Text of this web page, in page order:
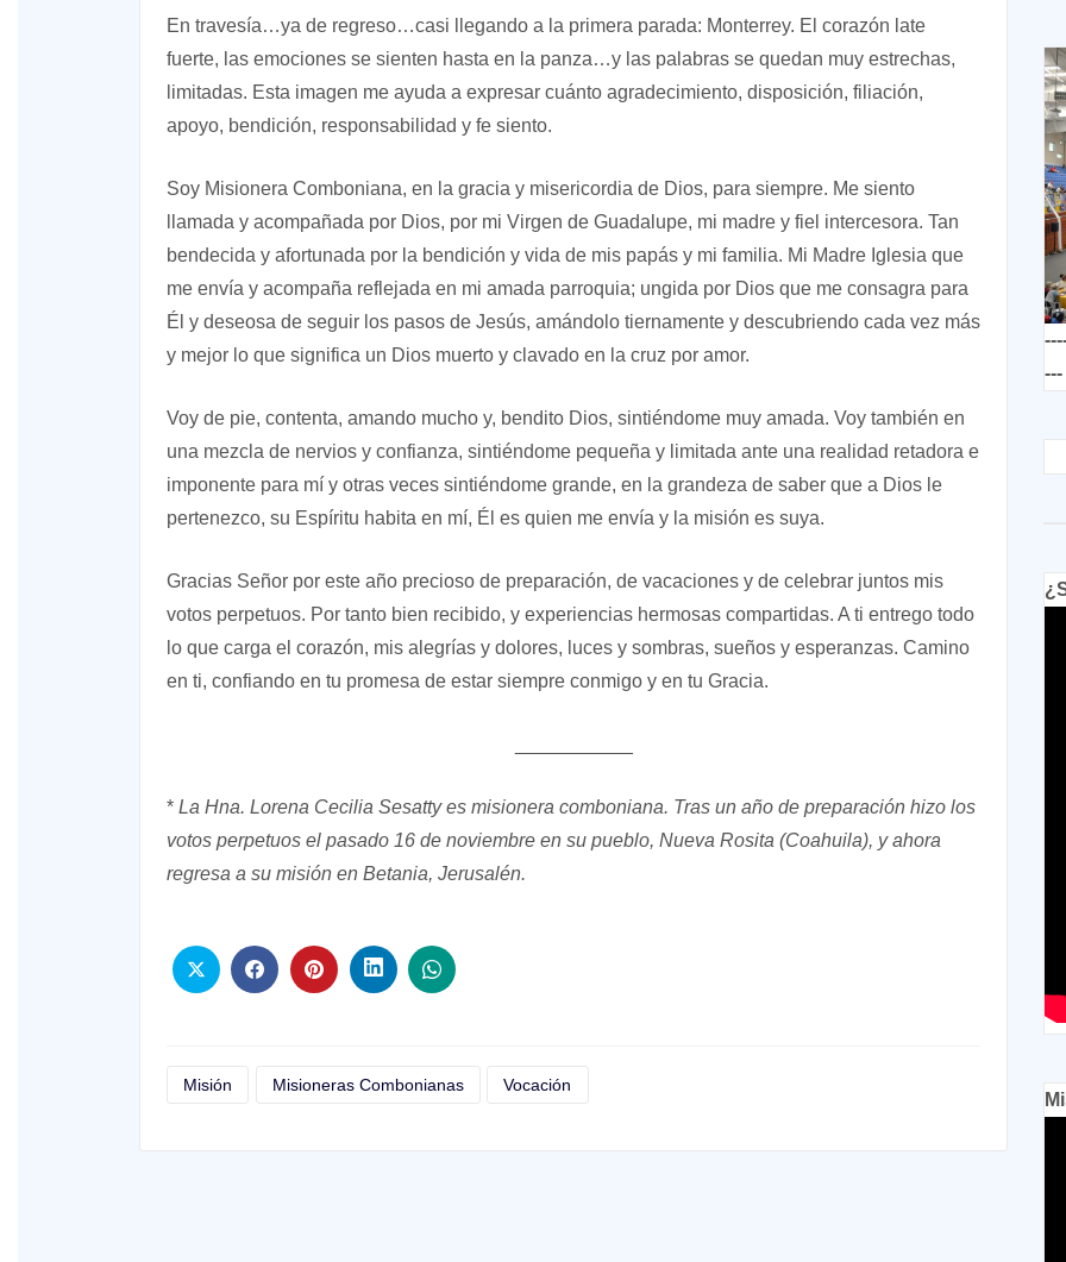
En travesía…ya de regreso…casi llegando a la primera parada: Monterrey. El corazón late
fuerte, las emociones se sienten hasta en la panza…y las palabras se quedan muy estrechas,
limitadas. Esta imagen me ayuda a expresar cuánto agradecimiento, disposición, filiación,
apoyo, bendición, responsabilidad y fe siento.
Soy Misionera Comboniana, en la gracia y misericordia de Dios, para siempre. Me siento
llamada y acompañada por Dios, por mi Virgen de Guadalupe, mi madre y fiel intercesora. Tan
bendecida y afortunada por la bendición y vida de mis papás y mi familia. Mi Madre Iglesia que
me envía y acompaña reflejada en mi amada parroquia; ungida por Dios que me consagra para
Él y deseosa de seguir los pasos de Jesús, amándolo tiernamente y descubriendo cada vez más
y mejor lo que significa un Dios muerto y clavado en la cruz por amor.
Voy de pie, contenta, amando mucho y, bendito Dios, sintiéndome muy amada. Voy también en
una mezcla de nervios y confianza, sintiéndome pequeña y limitada ante una realidad retadora e
imponente para mí y otras veces sintiéndome grande, en la grandeza de saber que a Dios le
pertenezco, su Espíritu habita en mí, Él es quien me envía y la misión es suya.
Gracias Señor por este año precioso de preparación, de vacaciones y de celebrar juntos mis
votos perpetuos. Por tanto bien recibido, y experiencias hermosas compartidas. A ti entrego todo
lo que carga el corazón, mis alegrías y dolores, luces y sombras, sueños y esperanzas. Camino
en ti, confiando en tu promesa de estar siempre conmigo y en tu Gracia.
* La Hna. Lorena Cecilia Sesatty es misionera comboniana. Tras un año de preparación hizo los
votos perpetuos el pasado 16 de noviembre en su pueblo, Nueva Rosita (Coahuila), y ahora
regresa a su misión en Betania, Jerusalén.
Misión Misioneras Combonianas Vocación
---